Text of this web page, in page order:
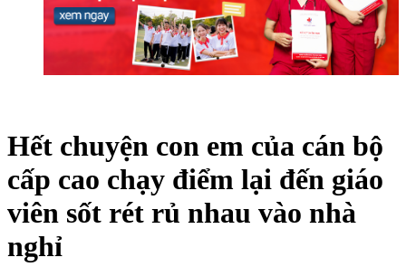
Hết chuyện con em của cán bộ
cấp cao chạy điểm lại đến giáo
viên sốt rét rủ nhau vào nhà
nghỉ